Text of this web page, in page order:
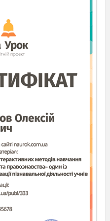
Тест — це
обстеження за за
А суть творчості і
заданого і відомого.
— це стандарт
словник
діяльності є
розв'язати
Оригінальний продукт
зв'язків елементів
— створення) у
креативна людина